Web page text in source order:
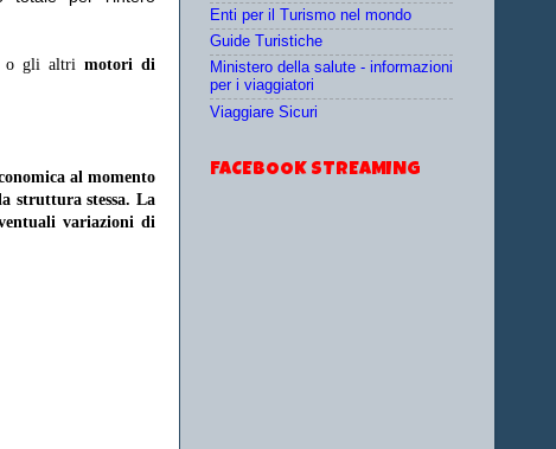
o gli altrimotori di
al momento
struttura stessa. La
variazioni di
Enti per il Turismo nel mondo
Guide Turistiche
Ministero della salute - informazioni
per i viaggiatori
Viaggiare Sicuri
FACEBOOK STREAMING